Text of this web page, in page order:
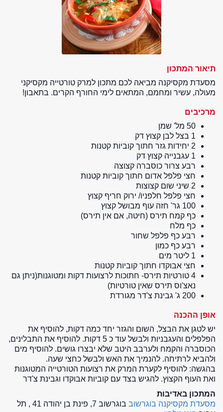
תיאור המתכון
מסעדת מקסיקנה מביאה לכם מתכון למרק טורטייה מקסיקני
מעולה, עשיר ומחמם, המתאים לימי החורף הקרים. בתאבון!
מרכיבים
50 מל' שמן
1 בצל לבן קצוץ דק
2 יחידות גזר חתוך קוביות קטנות
1 עגבנייה קצוץ דק
רבע צרור כוסברה קצוצה
חצי פלפל אדום חתוך קוביות קטנות
2 שיני שום קצוצות
חצי פלפל חלפניו/ ירוק חריף קצוץ
100 גר' חזה עוף מבושל קצוץ
כף קמח תירס (חיטה, אם אין תירס)
כף מלח
רבע כף פלפל שחור
רבע כף כמון
1 ליטר מים
חצי אבוקדו חתוך קוביות קטנות
4 טורטיות תירס- חתוכות לרצועות דקות ומטוגנות(ניתן גם
נאצ'וס תירס שאין טורטיות)
200 ג' גבינת צ'דר מגורדת
אופן ההכנה
יש לטגן את הבצל, השום והגזר יחד כמה דקות, להוסיף את
הפלפלים והעגבניות ולבשל עוד כ 5 דקות. להוסיף את התבלינים,
הכוסברה והקמח ולערבב היטב שלא יבצרו גושים. להוסיף מים
ולהביא לרתיחה. להנמיך את האש ולבשל כחצי שעה.
בהגשה: להוסיף לקערת המרק את רצועות הטורטייה המטוגנות
ואת העוף הקצוץ. להגיש בצד עם קוביות אבוקדו וגבינת צ'דר
המתכון באדיבות
מסעדת מקסיקנה בוגרשוב
בוגרשוב 7, פינת בן יהודה 41 , תל